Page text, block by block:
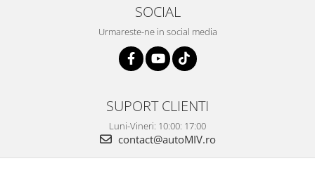
SOCIAL
Urmareste-ne in social media
SUPORT CLIENTI
Luni-Vineri: 10:00: 17:00
contact@autoMIV.ro